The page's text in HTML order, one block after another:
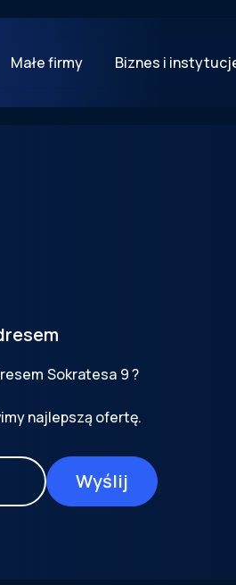
Małe firmy Biznes i
Sokratesa 9?
najlepszą ofertę.